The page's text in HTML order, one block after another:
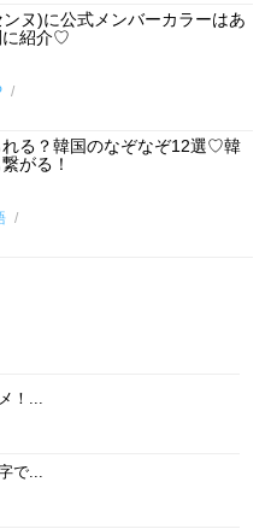
ヌ)に公式メンバーカラーはあ
に紹介♡
る？韓国のなぞなぞ12選♡韓
がる！
！...
で...